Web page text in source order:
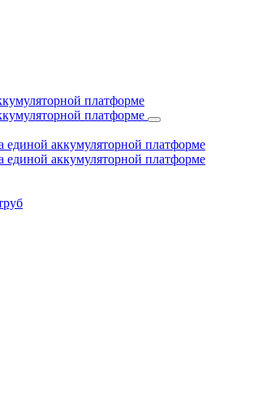
платформе
платформе
аккумуляторной платформе
аккумуляторной платформе